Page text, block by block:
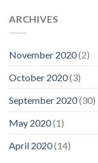
ARCHIVES
November 2020(2)
October 2020(3)
September 2020(30)
May 2020(1)
April 2020(14)